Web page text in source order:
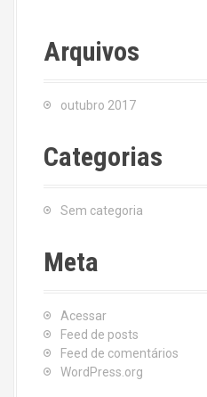
Arquivos
outubro 2017
Categorias
Sem categoria
Meta
Acessar
Feed de posts
Feed de comentários
WordPress.org